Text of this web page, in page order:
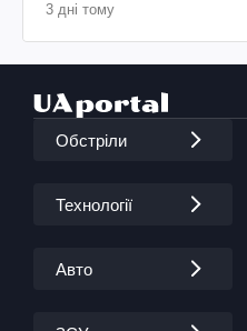
3 дні тому
Обстріли
Технології
Авто